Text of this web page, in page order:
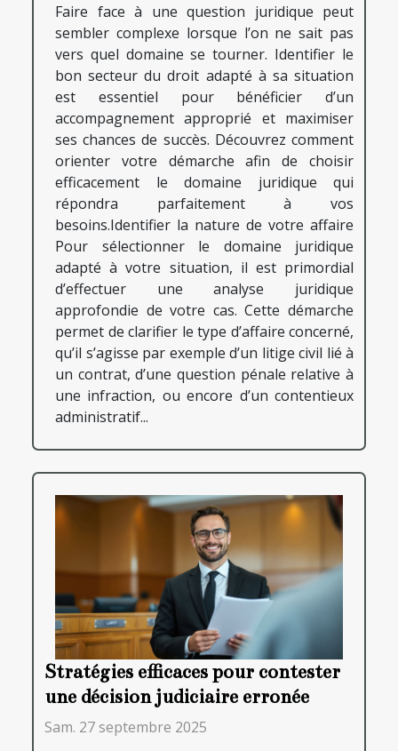
Faire face à une question juridique peut
sembler complexe lorsque l’on ne sait pas
vers quel domaine se tourner. Identifier le
bon secteur du droit adapté à sa situation
est essentiel pour bénéficier d’un
accompagnement approprié et maximiser
ses chances de succès. Découvrez comment
orienter votre démarche afin de choisir
efficacement le domaine juridique qui
répondra parfaitement à vos
besoins.Identifier la nature de votre affaire
Pour sélectionner le domaine juridique
adapté à votre situation, il est primordial
d’effectuer une analyse juridique
approfondie de votre cas. Cette démarche
permet de clarifier le type d’affaire concerné,
qu’il s’agisse par exemple d’un litige civil lié à
un contrat, d’une question pénale relative à
une infraction, ou encore d’un contentieux
administratif...
Stratégies efficaces pour contester
une décision judiciaire erronée
Sam. 27 septembre 2025